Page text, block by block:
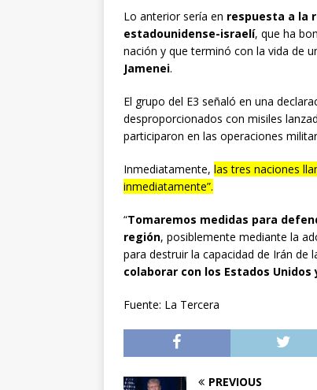
Lo anterior sería en respuesta a la
estadounidense-israelí, que ha
nación y que terminó con la vida de
Jamenei.
El grupo del E3 señaló en una
desproporcionados con misiles
participaron en las operaciones
Inmediatamente, las tres naciones
inmediatamente”.
“Tomaremos medidas para
región, posiblemente mediante la
para destruir la capacidad de Irán de
colaborar con los Estados
Fuente: La Tercera
PREVIOUS